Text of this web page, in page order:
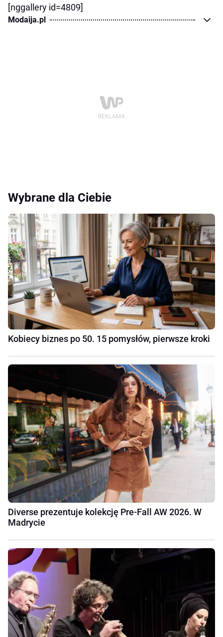
[nggallery id=4809]
Modaija.pl
Wybrane dla Ciebie
Kobiecy biznes po 50. 15 pomysłów, pierwsze kroki
Diverse prezentuje kolekcję Pre-Fall AW 2026. W
Madrycie